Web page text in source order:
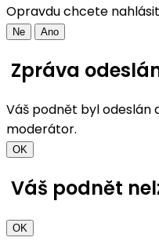
Opravdu chcete
Ne Ano
Zpráva
Váš podnět byl odeslán
moderátor.
OK
Váš podnět
OK